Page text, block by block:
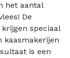
het aantal
De
speciaal
kaasmakerijen
is een